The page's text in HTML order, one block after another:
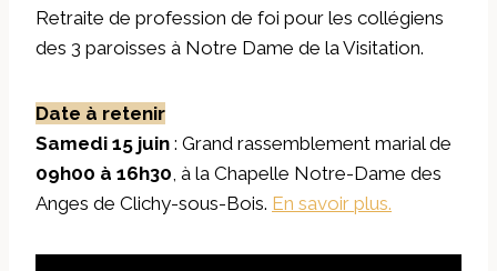
Retraite de profession de foi pour les collégiens
des 3 paroisses à Notre Dame de la Visitation.
Date à retenir
Samedi 15 juin : Grand rassemblement marial de
09h00 à 16h30, à la Chapelle Notre-Dame des
Anges de Clichy-sous-Bois. En savoir plus.